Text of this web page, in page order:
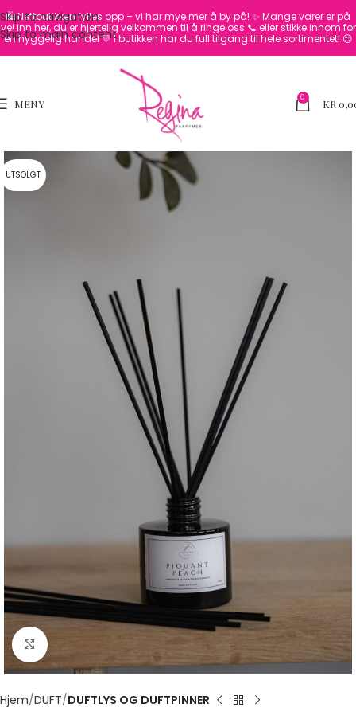
Skip to navigation
Skip to main content
🛍️ Nettbutikken fylles opp – vi har mye mer å by på! ✨ Mange varer er på
vei inn her, du er hjertelig velkommen til å ringe oss 📞 eller stikke innom for
en hyggelig handel 💛I butikken har du full tilgang til hele sortimentet! 😊
MENY 0 KR
UTSOLGT
Click to enlarge
Hjem DUFT DUFTLYS OG DUFTPINNER